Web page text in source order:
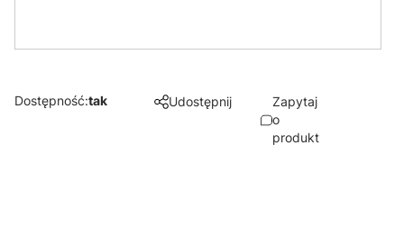
Dostępność:tak Udostępnij
Zapytaj
o
produkt